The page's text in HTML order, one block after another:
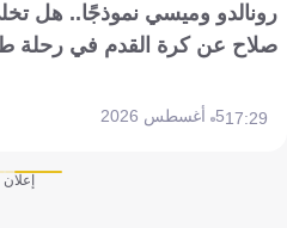
رونالدو وميسي نموذجًا.. هل
صلاح عن كرة القدم في رحلة
17:295 أغسطس 2026
إعلان